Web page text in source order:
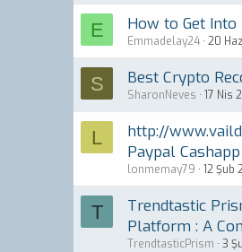
E How to Get
Emmadelay24 20
S Best Crypto
SharonNeves 17 Nis
L
http://
Paypal
lonmemay79 12 Şub
T
Trendtastic
Platform : A
TrendtasticPrism 3